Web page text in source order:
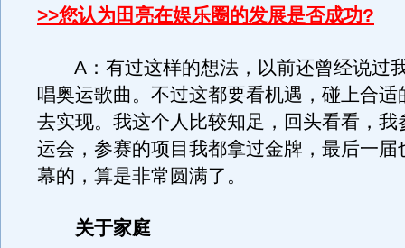
>>您认为田亮在娱乐圈的发展是否成功?
A：有过这样的想法，以前还曾经说过
唱奥运歌曲。不过这都要看机遇，碰上合适
去实现。我这个人比较知足，回头看看，我
运会，参赛的项目我都拿过金牌，最后一届
幕的，算是非常圆满了。
关于家庭